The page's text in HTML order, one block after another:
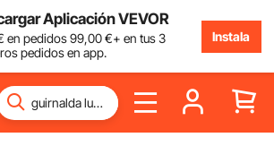
Aplicación VEVOR
en pedidos99,00€+ en tus 3
pedidos en app.
Instala